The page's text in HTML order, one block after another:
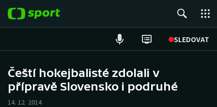
SLEDOVAT
Hokej
Čeští hokejbalisté zdolali v
přípravě Slovensko i podruhé
14. 12. 2014